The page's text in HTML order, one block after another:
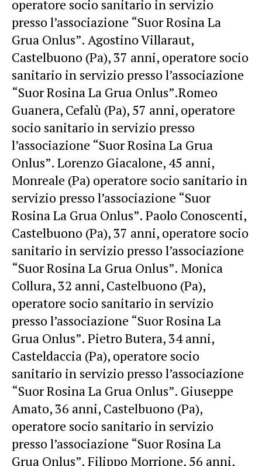
operatore socio sanitario in servizio
presso l’associazione “Suor Rosina La
Grua Onlus”. Agostino Villaraut,
Castelbuono (Pa), 37 anni, operatore socio
sanitario in servizio presso l’associazione
“Suor Rosina La Grua Onlus”.Romeo
Guanera, Cefalù (Pa), 57 anni, operatore
socio sanitario in servizio presso
l’associazione “Suor Rosina La Grua
Onlus”. Lorenzo Giacalone, 45 anni,
Monreale (Pa) operatore socio sanitario in
servizio presso l’associazione “Suor
Rosina La Grua Onlus”. Paolo Conoscenti,
Castelbuono (Pa), 37 anni, operatore socio
sanitario in servizio presso l’associazione
“Suor Rosina La Grua Onlus”. Monica
Collura, 32 anni, Castelbuono (Pa),
operatore socio sanitario in servizio
presso l’associazione “Suor Rosina La
Grua Onlus”. Pietro Butera, 34 anni,
Casteldaccia (Pa), operatore socio
sanitario in servizio presso l’associazione
“Suor Rosina La Grua Onlus”. Giuseppe
Amato, 36 anni, Castelbuono (Pa),
operatore socio sanitario in servizio
presso l’associazione “Suor Rosina La
Grua Onlus”. Filippo Morrione, 56 anni,